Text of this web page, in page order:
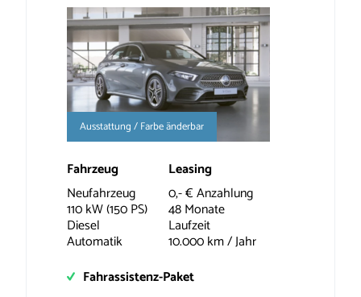
Ausstattung / Farbe änderbar
Fahrzeug
Neufahrzeug
110 kW (150 PS)
Diesel
Automatik
Leasing
0,- € Anzahlung
48 Monate
Laufzeit
10.000 km / Jahr
Fahrassistenz-Paket